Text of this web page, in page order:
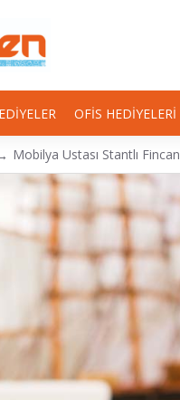
OFIS HEDIYELERI
Mobilya Ustası Stantlı Fincan